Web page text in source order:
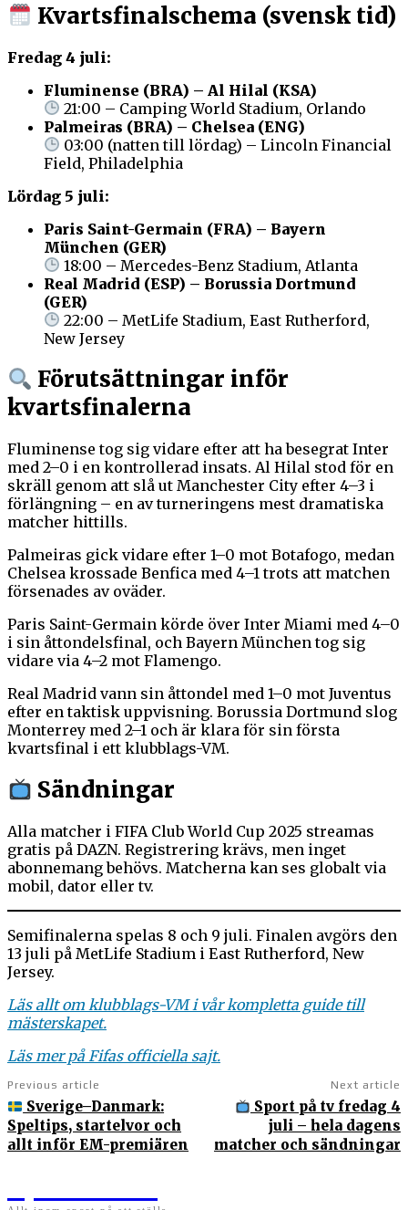
Kvartsfinalschema (svensk tid)
Fredag 4 juli:
Fluminense (BRA) – Al Hilal (KSA)
21:00 – Camping World Stadium, Orlando
Palmeiras (BRA) – Chelsea (ENG)
03:00 (natten till lördag) – Lincoln Financial
Field, Philadelphia
Lördag 5 juli:
Paris Saint-Germain (FRA) – Bayern
München (GER)
18:00 – Mercedes-Benz Stadium, Atlanta
Real Madrid (ESP) – Borussia Dortmund
(GER)
22:00 – MetLife Stadium, East Rutherford,
New Jersey
Förutsättningar inför
kvartsfinalerna
Fluminense tog sig vidare efter att ha besegrat Inter
med 2–0 i en kontrollerad insats. Al Hilal stod för en
skräll genom att slå ut Manchester City efter 4–3 i
förlängning – en av turneringens mest dramatiska
matcher hittills.
Palmeiras gick vidare efter 1–0 mot Botafogo, medan
Chelsea krossade Benfica med 4–1 trots att matchen
försenades av oväder.
Paris Saint-Germain körde över Inter Miami med 4–0
i sin åttondelsfinal, och Bayern München tog sig
vidare via 4–2 mot Flamengo.
Real Madrid vann sin åttondel med 1–0 mot Juventus
efter en taktisk uppvisning. Borussia Dortmund slog
Monterrey med 2–1 och är klara för sin första
kvartsfinal i ett klubblags-VM.
Sändningar
Alla matcher i FIFA Club World Cup 2025 streamas
gratis på DAZN. Registrering krävs, men inget
abonnemang behövs. Matcherna kan ses globalt via
mobil, dator eller tv.
Semifinalerna spelas 8 och 9 juli. Finalen avgörs den
13 juli på MetLife Stadium i East Rutherford, New
Jersey.
Läs allt om klubblags-VM i vår kompletta guide till
mästerskapet.
Läs mer på Fifas officiella sajt.
Previous article
Sverige–Danmark:
Speltips, startelvor och
allt inför EM-premiären
Next article
Sport på tv fredag 4
juli – hela dagens
matcher och sändningar